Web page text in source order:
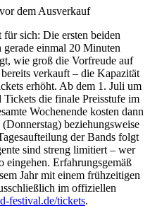
dem Ausverkauf
für sich: Die ersten beiden
einmal 20 Minuten
wie groß die Vorfreude auf
verkauft – die Kapazität
erhöht. Ab dem 1. Juli um
die finale Preisstufe im
Wochenende kosten dann
beziehungsweise
der Bands folgt
sind streng limitiert – wer
Erfahrungsgemäß
Jahr mit einem frühzeitigen
im offiziellen
festival.de/tickets.